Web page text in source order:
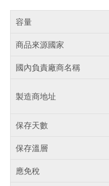
容量
商品來源國家
國內負責廠商名稱
製造商地址
保存天數
保存溫層
應免稅